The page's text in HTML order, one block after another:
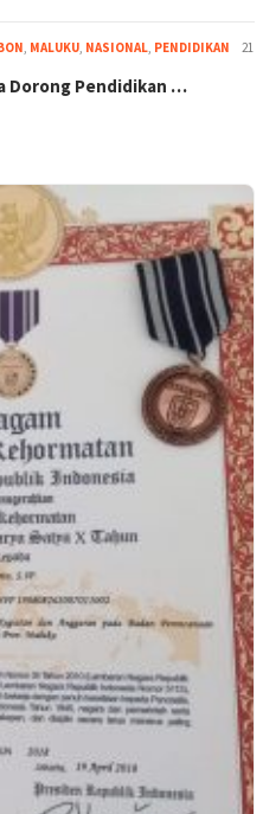
, MALUKU, NASIONAL, PENDIDIKAN
21
Dorong Pendidikan …